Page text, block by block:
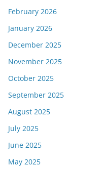
February 2026
January 2026
December 2025
November 2025
October 2025
September 2025
August 2025
July 2025
June 2025
May 2025